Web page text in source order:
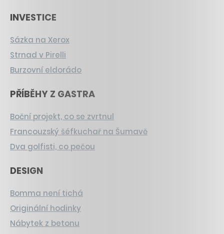
INVESTICE
Sázka na Xerox
Strnad v Pirelli
Burzovní eldorádo
PŘÍBĚHY Z GASTRA
Boční projekt, co se zvrtnul
Francouzský šéfkuchař na Šumavě
Dva golfisti, co pečou
DESIGN
Bomma není tichá
Originální hodinky
Nábytek z betonu